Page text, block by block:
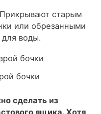
старым
или обрезанными
воды.
бочки
сделать из
ящика. Хотя